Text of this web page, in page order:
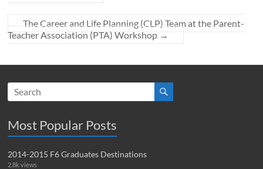
The Career and Life Planning (CLP) Team at the Parent-
Teacher Association (PTA) Workshop →
Most Popular Posts
2014-2015 F6 Graduates Destinations
2.8k views